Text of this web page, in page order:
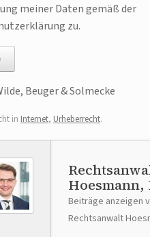
meiner Daten gemäß der
zu.
Beuger & Solmecke
in Internet, Urheberrecht.
Hoesmann,
Beiträge anzeigen
Rechtsanwalt